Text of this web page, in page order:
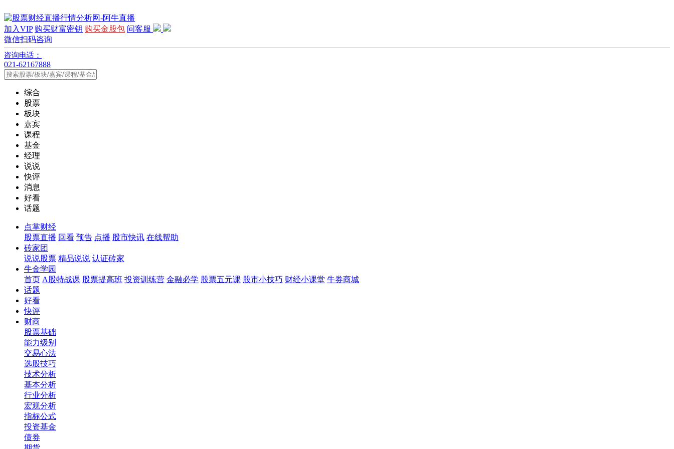
加入VIP 购买财富密钥 购买金股包 问客服
微信扫码咨询
咨询电话：
021-62167888
综合
股票
板块
嘉宾
课程
基金
经理
说说
快评
消息
好看
话题
点掌财经
股票直播 回看 预告 点播 股市快讯 在线帮助
砖家团
说说股票 精品说说 认证砖家
牛金学园
首页 A股特战课 股票提高班 投资训练营 金融必学 股票五元课 股市小技巧 财经小课堂 牛券商城
话题
好看
快评
财商
股票基础
能力级别
交易心法
选股技巧
技术分析
基本分析
行业分析
宏观分析
指标公式
投资基金
债券